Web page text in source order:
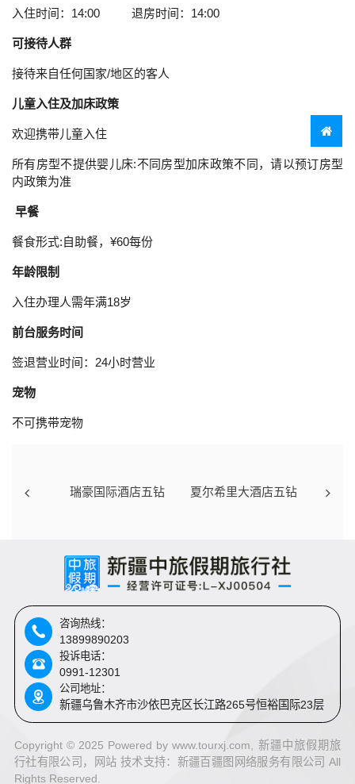
入住时间：14:00 退房时间：14:00
可接待人群
接待来自任何国家/地区的客人
儿童入住及加床政策
欢迎携带儿童入住
所有房型不提供婴儿床:不同房型加床政策不同，请以预订房型
内政策为准
早餐
餐食形式:自助餐，¥60每份
年龄限制
入住办理人需年满18岁
前台服务时间
签退营业时间：24小时营业
宠物
不可携带宠物
瑞豪国际酒店五钻 夏尔希里大酒店五钻
咨询热线：
13899890203
投诉电话：
0991-12301
公司地址：
新疆乌鲁木齐市沙依巴克区长江路265号恒裕国际23层
Copyright © 2025 Powered by www.tourxj.com, 新疆中旅假期旅
行社有限公司，网站 技术支持： 新疆百疆图网络服务有限公司 All
Rights Reserved.